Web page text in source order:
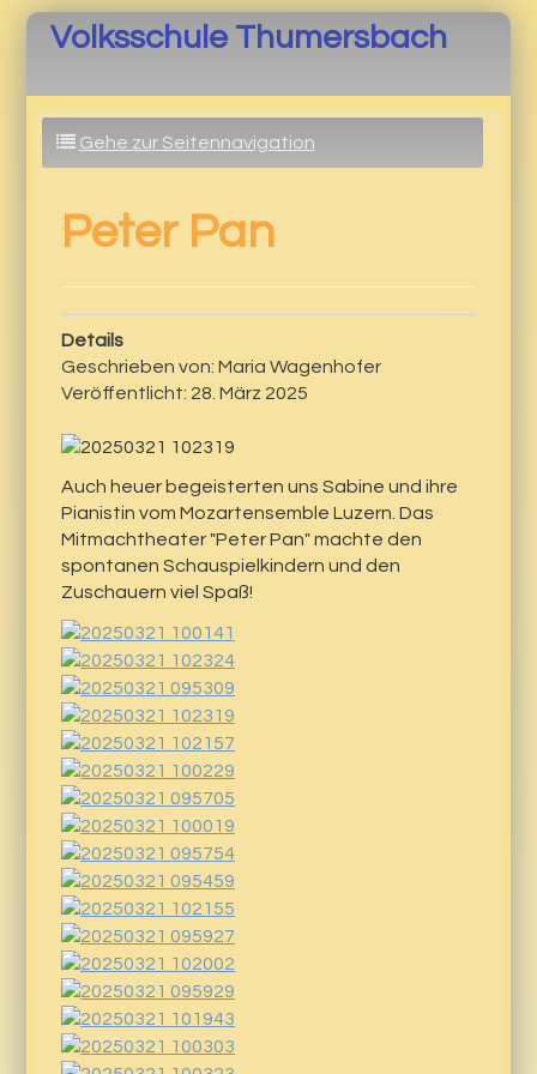
Volksschule Thumersbach
Gehe zur Seitennavigation
Peter Pan
Details
Geschrieben von: Maria Wagenhofer
Veröffentlicht: 28. März 2025
Auch heuer begeisterten uns Sabine und ihre
Pianistin vom Mozartensemble Luzern. Das
Mitmachtheater "Peter Pan" machte den
spontanen Schauspielkindern und den
Zuschauern viel Spaß!